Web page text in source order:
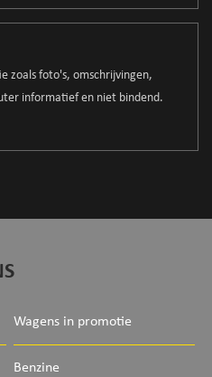
zoals foto's, omschrijvingen,
informatief en niet bindend.
Wagens in promotie
Benzine